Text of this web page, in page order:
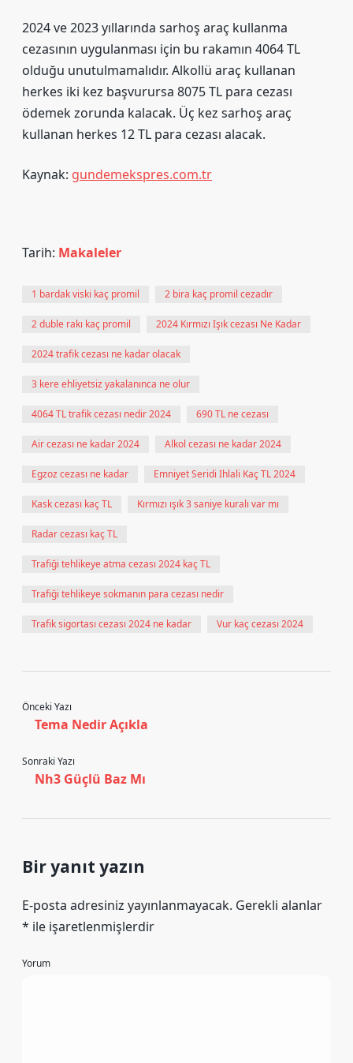
2024 ve 2023 yıllarında sarhoş araç kullanma
cezasının uygulanması için bu rakamın 4064 TL
olduğu unutulmamalıdır. Alkollü araç kullanan
herkes iki kez başvurursa 8075 TL para cezası
ödemek zorunda kalacak. Üç kez sarhoş araç
kullanan herkes 12 TL para cezası alacak.
Kaynak: gundemekspres.com.tr
Tarih: Makaleler
1 bardak viski kaç promil 2 bira kaç promil cezadır
2 duble rakı kaç promil 2024 Kırmızı Işık cezası Ne Kadar
2024 trafik cezası ne kadar olacak
3 kere ehliyetsiz yakalanınca ne olur
4064 TL trafik cezası nedir 2024 690 TL ne cezası
Air cezası ne kadar 2024 Alkol cezası ne kadar 2024
Egzoz cezası ne kadar Emniyet Seridi Ihlali Kaç TL 2024
Kask cezası kaç TL Kırmızı ışık 3 saniye kuralı var mı
Radar cezası kaç TL
Trafiği tehlikeye atma cezası 2024 kaç TL
Trafiği tehlikeye sokmanın para cezası nedir
Trafik sigortası cezası 2024 ne kadar Vur kaç cezası 2024
Önceki Yazı
Tema Nedir Açıkla
Sonraki Yazı
Nh3 Güçlü Baz Mı
Bir yanıt yazın
E-posta adresiniz yayınlanmayacak. Gerekli alanlar
* ile işaretlenmişlerdir
Yorum